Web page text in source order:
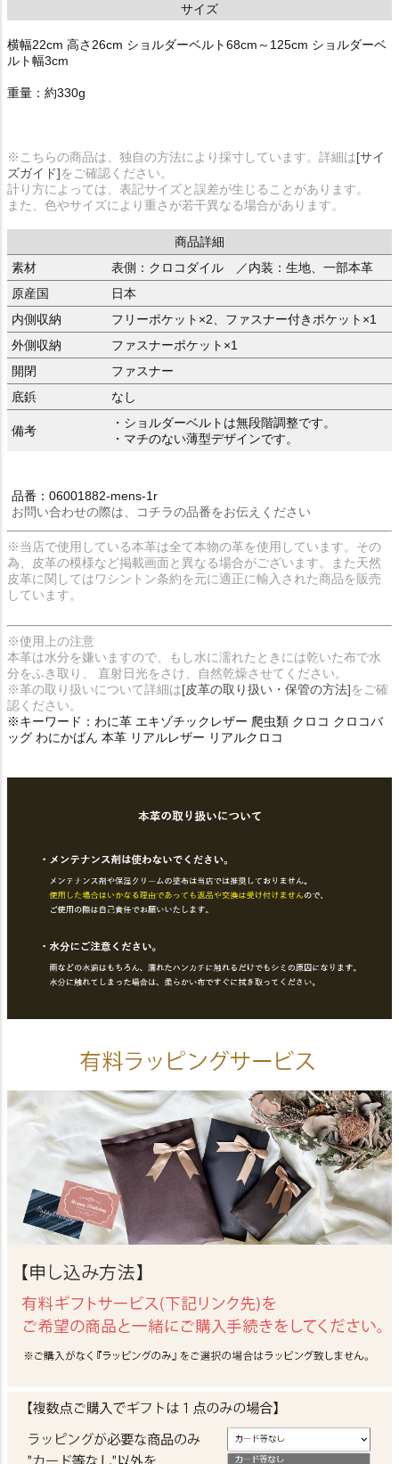
サイズ
横幅22cm 高さ26cm ショルダーベルト68cm～125cm ショルダーベ
ルト幅3cm
重量：約330g
※こちらの商品は、独自の方法により採寸しています。詳細は[サイ
ズガイド]をご確認ください。
計り方によっては、表記サイズと誤差が生じることがあります。
また、色やサイズにより重さが若干異なる場合があります。
商品詳細
素材
表側：クロコダイル ／内装：生地、一部本革
原産国
日本
内側収納
フリーポケット×2、ファスナー付きポケット×1
外側収納
ファスナーポケット×1
開閉
ファスナー
底鋲
なし
備考
・ショルダーベルトは無段階調整です。
・マチのない薄型デザインです。
品番：06001882-mens-1r
お問い合わせの際は、コチラの品番をお伝えください
※当店で使用している本革は全て本物の革を使用しています。その
為、皮革の模様など掲載画面と異なる場合がございます。また天然
皮革に関してはワシントン条約を元に適正に輸入された商品を販売
しています。
※使用上の注意
本革は水分を嫌いますので、もし水に濡れたときには乾いた布で水
分をふき取り、 直射日光をさけ、自然乾燥させてください。
※革の取り扱いについて詳細は[皮革の取り扱い・保管の方法]をご確
認ください。
※キーワード：わに革 エキゾチックレザー 爬虫類 クロコ クロコバ
ッグ わにかばん 本革 リアルレザー リアルクロコ